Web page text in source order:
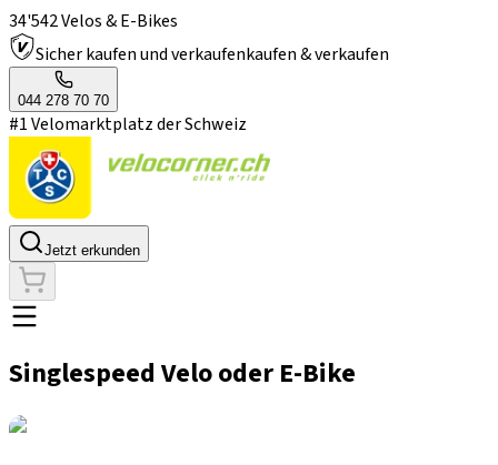
34'542 Velos & E-Bikes
Sicher kaufen und verkaufenkaufen & verkaufen
044 278 70 70
#1 Velomarktplatz der Schweiz
Jetzt erkunden
Singlespeed Velo oder E-Bike